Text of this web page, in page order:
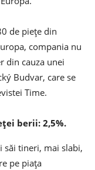
de piețe din
compania nu
din cauza unei
Budvar, care se
Time.
berii: 2,5%.
tineri, mai slabi,
pe piața